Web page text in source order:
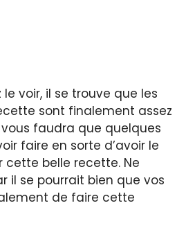
voir, il se trouve que les
sont finalement assez
vous faudra que quelques
faire en sorte d’avoir le
cette belle recette. Ne
il se pourrait bien que vos
de faire cette